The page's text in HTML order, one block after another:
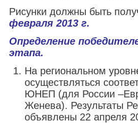
Рисунки должны быть
февраля 2013 г.
Определение
этапа.
На региональном
осуществляться
ЮНЕП (для России
Женева). Результаты
объявлены 22 апреля